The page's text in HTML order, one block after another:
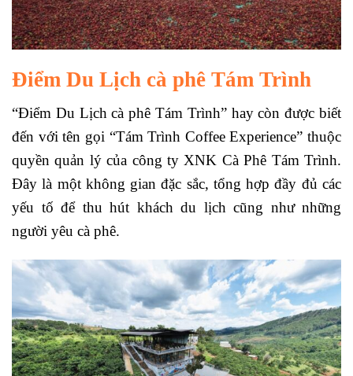
Điểm Du Lịch cà phê Tám Trình
“Điểm Du Lịch cà phê Tám Trình” hay còn được biết
đến với tên gọi “Tám Trình Coffee Experience” thuộc
quyền quản lý của công ty XNK Cà Phê Tám Trình.
Đây là một không gian đặc sắc, tổng hợp đầy đủ các
yếu tố để thu hút khách du lịch cũng như những
người yêu cà phê.